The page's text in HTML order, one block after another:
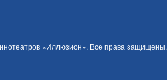
«Иллюзион». Все права защищены.